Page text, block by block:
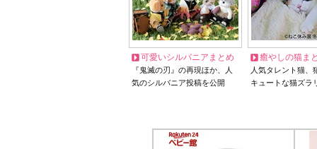
可愛いシルバニアまとめ
『鬼滅の刃』の再現ほか、人
気のシルバニア投稿を公開
癒やしの猫ま
人気タレント猫
キュートな猫ズラ